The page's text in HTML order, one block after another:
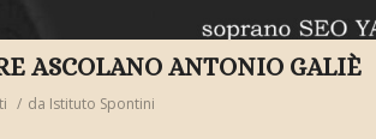
ASCOLANO ANTONIO GALIÈ
/ da Istituto Spontini